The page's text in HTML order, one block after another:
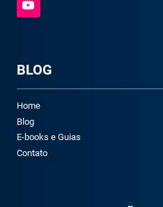
BLOG
Home
Blog
E-books e Guias
Contato